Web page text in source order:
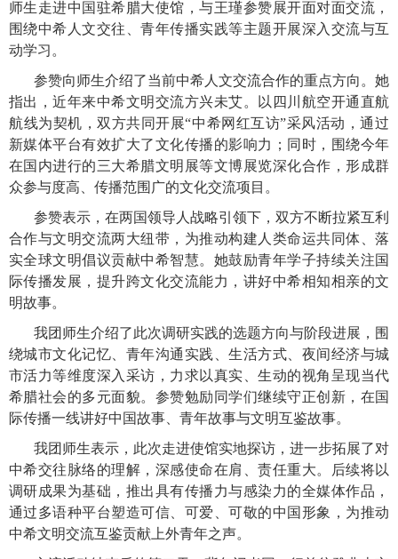
师生走进中国驻希腊大使馆，与王瑾参赞展开面对面交流，
围绕中希人文交往、青年传播实践等主题开展深入交流与互
动学习。
参赞向师生介绍了当前中希人文交流合作的重点方向。她
指出，近年来中希文明交流方兴未艾。以四川航空开通直航
航线为契机，双方共同开展“中希网红互访”采风活动，通过
新媒体平台有效扩大了文化传播的影响力；同时，围绕今年
在国内进行的三大希腊文明展等文博展览深化合作，形成群
众参与度高、传播范围广的文化交流项目。
参赞表示，在两国领导人战略引领下，双方不断拉紧互利
合作与文明交流两大纽带，为推动构建人类命运共同体、落
实全球文明倡议贡献中希智慧。她鼓励青年学子持续关注国
际传播发展，提升跨文化交流能力，讲好中希相知相亲的文
明故事。
我团师生介绍了此次调研实践的选题方向与阶段进展，围
绕城市文化记忆、青年沟通实践、生活方式、夜间经济与城
市活力等维度深入采访，力求以真实、生动的视角呈现当代
希腊社会的多元面貌。参赞勉励同学们继续守正创新，在国
际传播一线讲好中国故事、青年故事与文明互鉴故事。
我团师生表示，此次走进使馆实地探访，进一步拓展了对
中希交往脉络的理解，深感使命在肩、责任重大。后续将以
调研成果为基础，推出具有传播力与感染力的全媒体作品，
通过多语种平台塑造可信、可爱、可敬的中国形象，为推动
中希文明交流互鉴贡献上外青年之声。